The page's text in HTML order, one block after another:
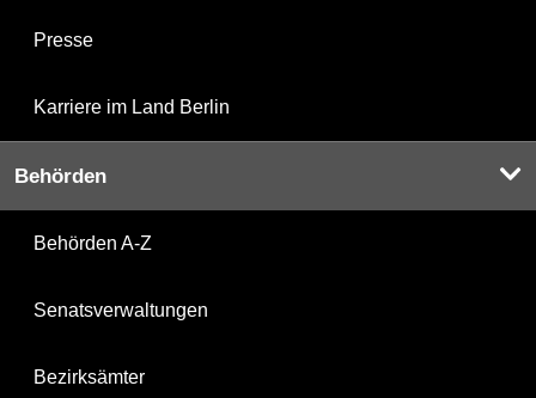
Presse
Karriere im Land Berlin
Behörden
Behörden A-Z
Senatsverwaltungen
Bezirksämter